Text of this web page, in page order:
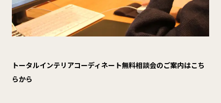
トータルインテリアコーディネート無料相談会のご案内はこち
らから